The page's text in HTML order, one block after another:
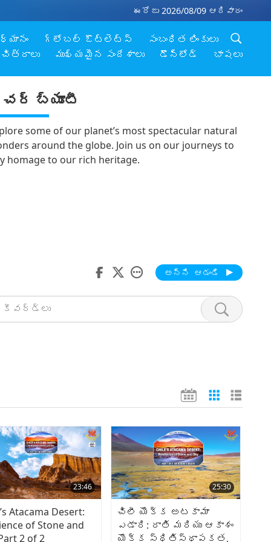
ఈరోజు 2026/08/09 ఆదివారం
ధ్యానం గ్లోబల్ ఔట్లెట్స్
సంబంధిత లింకులు
చిత్రాలు
ముఖ్యమైన సందేశాలుు డౌన్లోడ్ భాషలు
బ్యూటీ
some of our planet’s most spectacular natural
around the globe. Join us on our journeys to
homage to our rich heritage.
అన్ని ఆడండి
23:46
Atacama Desert:
of Stone and
2 of 2
25:30
చిలీ యొక్క అటకామా
ఎడారి: రాతి మరియు ఆకాశం
యొక్క స్థితిస్థాపకత,